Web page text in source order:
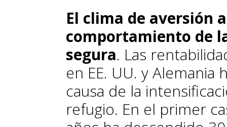
El clima de aversión
comportamiento de
segura. Las
en EE. UU. y Alemania
causa de la
refugio. En el primer